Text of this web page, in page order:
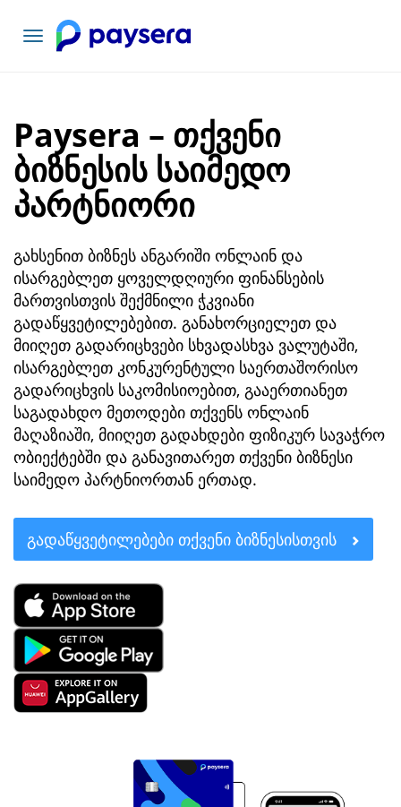
ნავიგაციის
გადართვა
Paysera – თქვენი
ბიზნესის საიმედო
პარტნიორი
გახსენით ბიზნეს ანგარიში ონლაინ და
ისარგებლეთ ყოველდღიური ფინანსების
მართვისთვის შექმნილი ჭკვიანი
გადაწყვეტილებებით. განახორციელეთ და
მიიღეთ გადარიცხვები სხვადასხვა ვალუტაში,
ისარგებლეთ კონკურენტული საერთაშორისო
გადარიცხვის საკომისიოებით, გააერთიანეთ
საგადახდო მეთოდები თქვენს ონლაინ
მაღაზიაში, მიიღეთ გადახდები ფიზიკურ სავაჭრო
ობიექტებში და განავითარეთ თქვენი ბიზნესი
საიმედო პარტნიორთან ერთად.
ᲒᲐᲓᲐᲬᲧᲕᲔᲢᲘᲚᲔᲑᲔᲑᲘ ᲗᲥᲕᲔᲜᲘ ᲑᲘᲖᲜᲔᲡᲘᲡᲗᲕᲘᲡ